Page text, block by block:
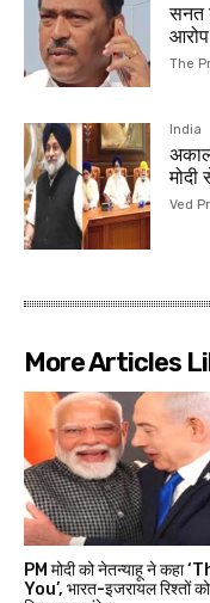
सनत
आरोप
The
India
Ved
More Articles
PM मोदी को नेतन्याहू ने कहा
You’, भारत-इजरायल रिश्तों